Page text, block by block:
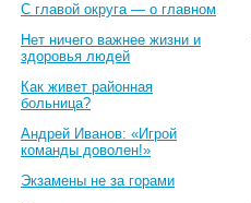
С главой округа — о главном
Нет ничего важнее жизни и
здоровья людей
Как живет районная
больница?
Андрей Иванов: «Игрой
команды доволен!»
Экзамены не за горами